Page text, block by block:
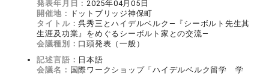
発表年月日：2025年04月05日
開催地：
ドットブリッジ神保町
タイトル：呉秀三とハイデルベルク―『シーボルト先生其
生涯及功業』をめぐるシーボルト家との交流―
会議種別： 口頭発表（一般）
記述言語： 日本語
会議名： 国際ワークショップ「ハイデルベルク留学 学